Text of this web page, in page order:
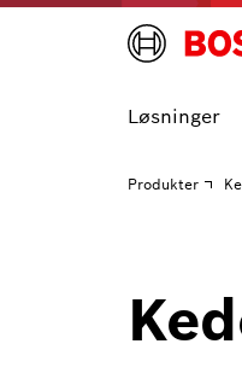
Løsninger
Produkter